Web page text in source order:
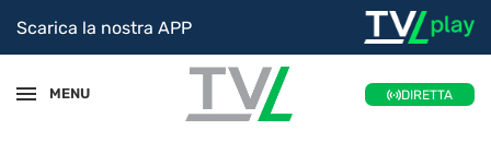
Scarica la nostra APP
MENU DIRETTA